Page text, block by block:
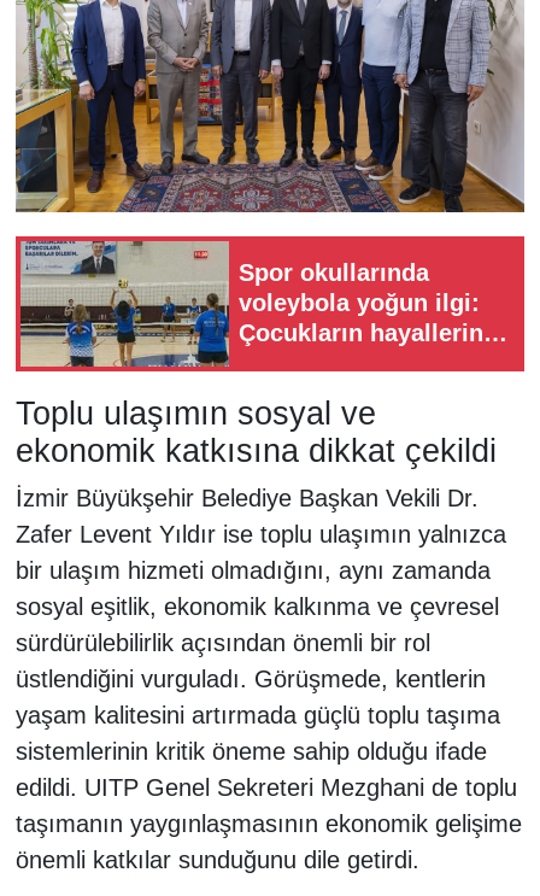
Spor okullarında
voleybola yoğun ilgi:
Çocukların hayallerini
süslüyor
Toplu ulaşımın sosyal ve
ekonomik katkısına dikkat çekildi
İzmir Büyükşehir Belediye Başkan Vekili Dr.
Zafer Levent Yıldır ise toplu ulaşımın yalnızca
bir ulaşım hizmeti olmadığını, aynı zamanda
sosyal eşitlik, ekonomik kalkınma ve çevresel
sürdürülebilirlik açısından önemli bir rol
üstlendiğini vurguladı. Görüşmede, kentlerin
yaşam kalitesini artırmada güçlü toplu taşıma
sistemlerinin kritik öneme sahip olduğu ifade
edildi. UITP Genel Sekreteri Mezghani de toplu
taşımanın yaygınlaşmasının ekonomik gelişime
önemli katkılar sunduğunu dile getirdi.